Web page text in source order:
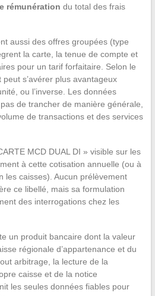
rémunération du total des frais
aussi des offres groupées (type
la carte, la tenue de compte et
pour un tarif forfaitaire. Selon le
peut s’avérer plus avantageux
ou l’inverse. Les données
de trancher de manière générale,
de transactions et des services
MCD DUAL DI » visible sur les
à cette cotisation annuelle (ou à
les caisses). Aucun prélèvement
ce libellé, mais sa formulation
des interrogations chez les
un produit bancaire dont la valeur
régionale d’appartenance et du
arbitrage, la lecture de la
caisse et de la notice
les seules données fiables pour